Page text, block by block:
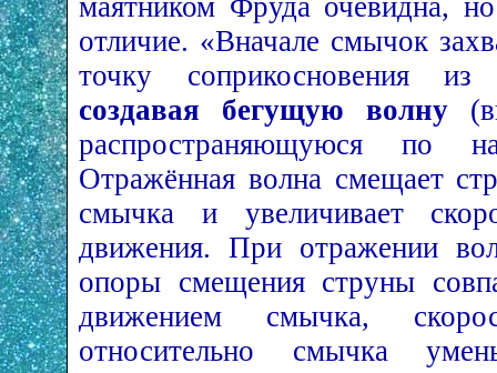
отличие. «Вначале смычок
точку соприкосновения из
создавая бегущую волну
распространяющуюся по
Отражённая волна смещает
смычка и увеличивает
движения. При отражении
опоры смещения струны
движением смычка,
относительно смычка